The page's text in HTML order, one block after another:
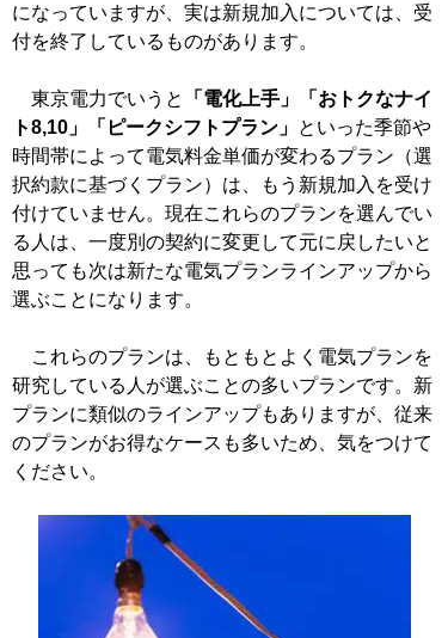
になっていますが、実は新規加入については、受
付を終了しているものがあります。
東京電力でいうと
「電化上手」「おトクなナイ
ト8,10」「ピークシフトプラン」 といった季節や
時間帯によって電気料金単価が変わるプラン（選
択約款に基づくプラン）は、もう新規加入を受け
付けていません。現在これらのプランを選んでい
る人は、一度別の契約に変更して元に戻したいと
思っても次は新たな電気プランラインアップから
選ぶことになります。
これらのプランは、もともとよく電気プランを
研究している人が選ぶことの多いプランです。新
プランに類似のラインアップもありますが、従来
のプランがお得なケースも多いため、気をつけて
ください。